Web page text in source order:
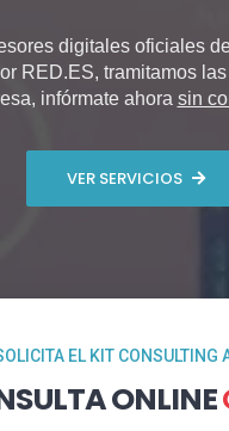
digitales oficiales
RED.ES, tramitamos
infórmate ahora sin
VER SERVICIOS
EL KIT CONSULTING
ONLINE